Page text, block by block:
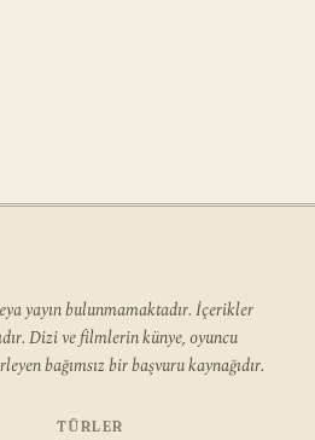
yayın bulunmamaktadır. İçerikler
Dizi ve filmlerin künye, oyuncu
bağımsız bir başvuru kaynağıdır.
TÜRLER